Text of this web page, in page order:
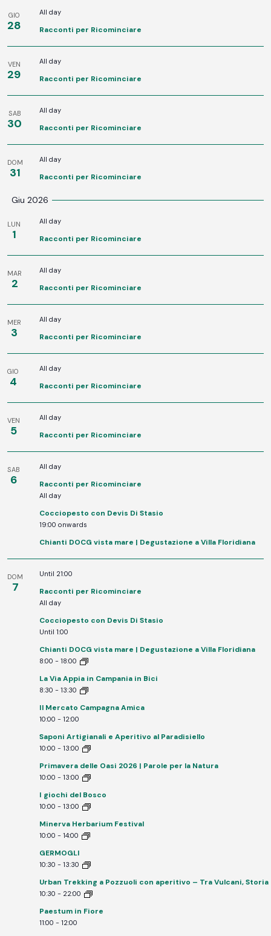
GIO
28
All day
Racconti per Ricominciare
VEN
29
All day
Racconti per Ricominciare
SAB
30
All day
Racconti per Ricominciare
DOM
31
All day
Racconti per Ricominciare
Giu 2026
LUN
1
All day
Racconti per Ricominciare
MAR
2
All day
Racconti per Ricominciare
MER
3
All day
Racconti per Ricominciare
GIO
4
All day
Racconti per Ricominciare
VEN
5
All day
Racconti per Ricominciare
SAB
6
All day
Racconti per Ricominciare
All day
Cocciopesto con Devis Di Stasio
19:00 onwards
​Chianti DOCG vista mare | Degustazione a Villa Floridiana
DOM
7
Until 21:00
Racconti per Ricominciare
All day
Cocciopesto con Devis Di Stasio
Until 1:00
​Chianti DOCG vista mare | Degustazione a Villa Floridiana
8:00 - 18:00
La Via Appia in Campania in Bici
8:30 - 13:30
Il Mercato Campagna Amica
10:00 - 12:00
Saponi Artigianali e Aperitivo al Paradisiello
10:00 - 13:00
Primavera delle Oasi 2026 | Parole per la Natura
10:00 - 13:00
I giochi del Bosco
10:00 - 13:00
Minerva Herbarium Festival
10:00 - 14:00
GERMOGLI
10:30 - 13:30
Urban Trekking a Pozzuoli con aperitivo – Tra Vulcani, Storia
10:30 - 22:00
Paestum in Fiore
11:00 - 12:00